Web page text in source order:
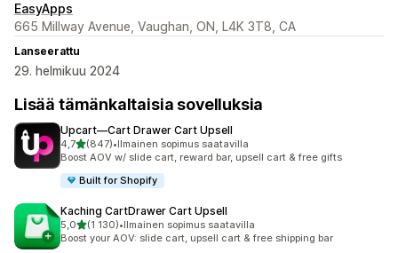
EasyApps
665 Millway Avenue, Vaughan, ON, L4K 3T8, CA
Lanseerattu
29. helmikuu 2024
Lisää tämänkaltaisia sovelluksia
Upcart—Cart Drawer Cart Upsell
4,7/ 5 tähteä
(847)
847 arvostelua yhteensä
•Ilmainen sopimus saatavilla
Boost AOV w/ slide cart, reward bar, upsell cart & free gifts
Built for Shopify
Kaching CartDrawer Cart Upsell
5,0/ 5 tähteä
(1 130)
1130 arvostelua yhteensä
•Ilmainen sopimus saatavilla
Boost your AOV: slide cart, upsell cart & free shipping bar